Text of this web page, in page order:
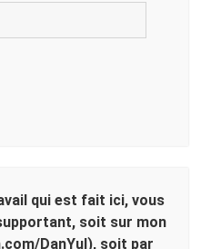
qui est fait ici, vous
soit sur mon
DanYul), soit par